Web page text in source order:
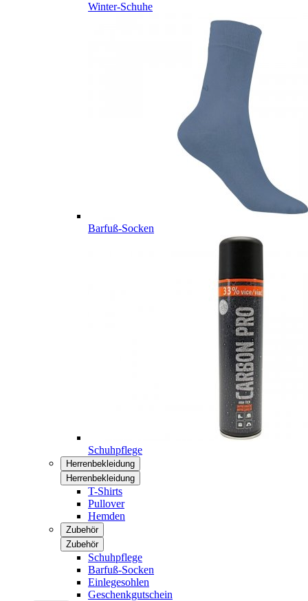
Winter-Schuhe
Barfuß-Socken
Schuhpflege
Herrenbekleidung
Herrenbekleidung
T-Shirts
Pullover
Hemden
Zubehör
Zubehör
Schuhpflege
Barfuß-Socken
Einlegesohlen
Geschenkgutschein